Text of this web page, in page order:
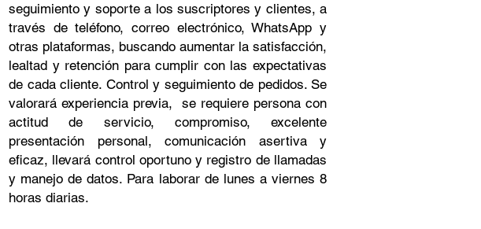
seguimiento y soporte a los suscriptores y clientes, a
través de teléfono, correo electrónico, WhatsApp y
otras plataformas, buscando aumentar la satisfacción,
lealtad y retención para cumplir con las expectativas
de cada cliente. Control y seguimiento de pedidos. Se
valorará experiencia previa, se requiere persona con
actitud de servicio, compromiso, excelente
presentación personal, comunicación asertiva y
eficaz, llevará control oportuno y registro de llamadas
y manejo de datos. Para laborar de lunes a viernes 8
horas diarias.